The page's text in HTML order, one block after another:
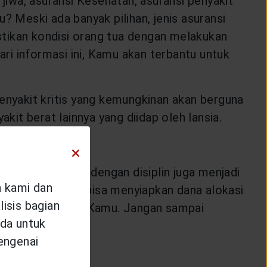
Meski ada banyak pilihan, jenis asuransi
kondisi orang tua dengan melakukan
informasi ini, Kamu akan terbantu untuk
kritis yang kemungkinan akan berguna
berat lainnya yang diidap oleh lansia.
untuk asuransi dengan disiplin juga menjadi
Kamu bisa menyiapkan dana alokasi
kemampuan Kamu. Jangan sampai
kami dan
bagian
untuk